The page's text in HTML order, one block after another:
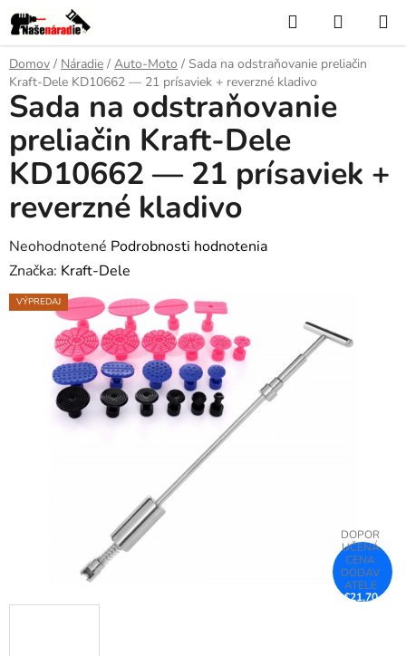
Prejsť
na
obsah
Hľadať
KOŠÍK
Domov / Náradie / Auto-Moto / Sada na odstraňovanie preliačin
Kraft-Dele KD10662 — 21 prísaviek + reverzné kladivo
Sada na odstraňovanie
preliačin Kraft-Dele
KD10662 — 21 prísaviek +
reverzné kladivo
Priemerné
hodnotenie
produktu
hviezdičiek.
Neohodnotené Podrobnosti hodnotenia
Značka: Kraft-Dele
VÝPREDAJ
€21,70